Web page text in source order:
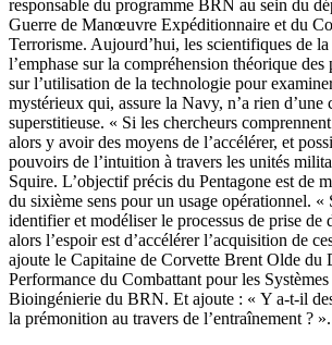
responsable du programme BRN au sein du
Guerre de Manœuvre Expéditionnaire et du
Terrorisme. Aujourd’hui, les scientifiques de
l’emphase sur la compréhension théorique des
sur l’utilisation de la technologie pour
mystérieux qui, assure la Navy, n’a rien d’une
superstitieuse. « Si les chercheurs
alors y avoir des moyens de l’accélérer, et
pouvoirs de l’intuition à travers les unités
Squire. L’objectif précis du Pentagone est de
du sixième sens pour un usage opérationnel. «
identifier et modéliser le processus de prise de
alors l’espoir est d’accélérer l’acquisition de
ajoute le Capitaine de Corvette Brent Olde du
Performance du Combattant pour les
Bioingénierie du BRN. Et ajoute : « Y a-t-il
la prémonition au travers de l’entraînement ? ».